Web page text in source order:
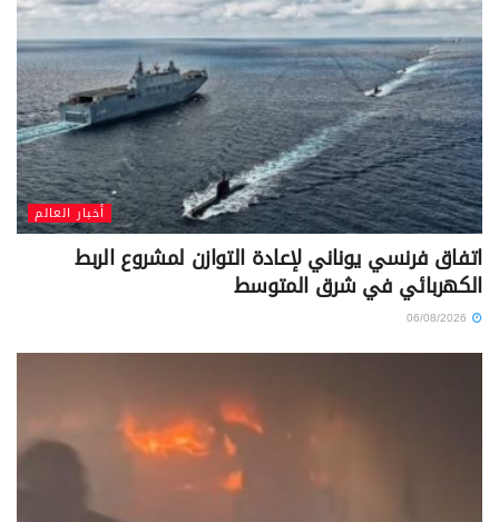
أخبار العالم
اتفاق فرنسي يوناني لإعادة التوازن لمشروع الربط
الكهربائي في شرق المتوسط